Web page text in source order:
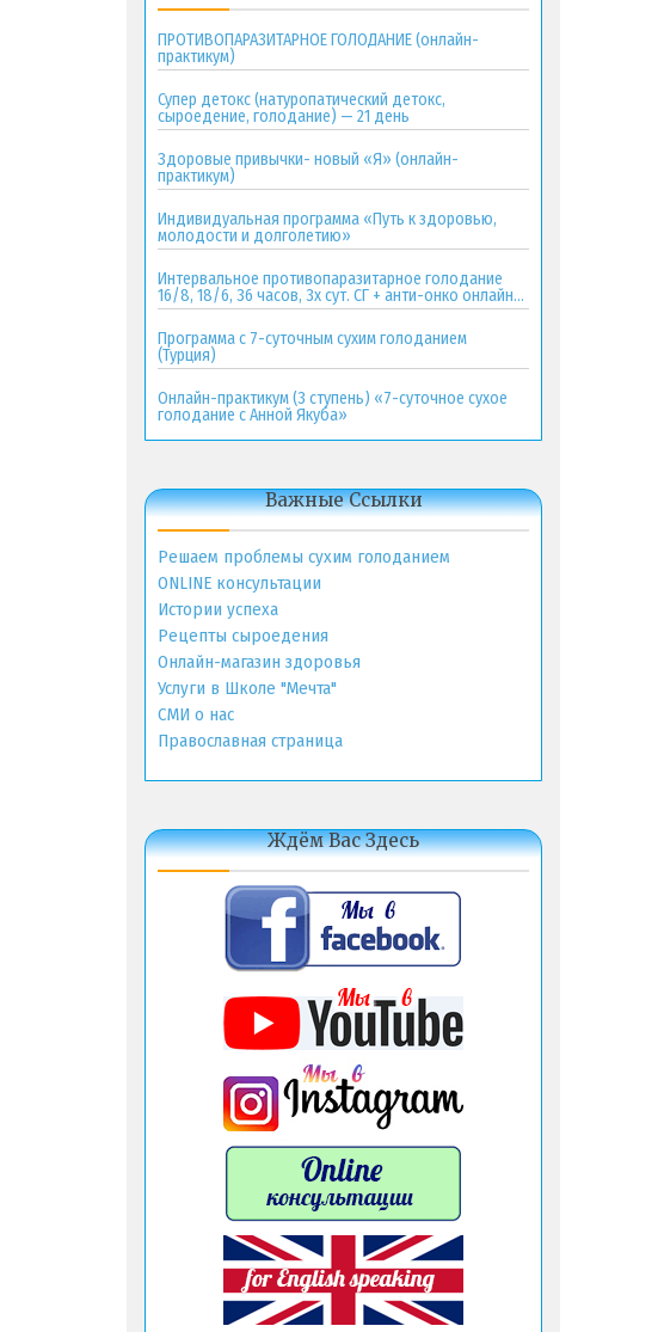
ПРОТИВОПАРАЗИТАРНОЕ ГОЛОДАНИЕ (онлайн-
практикум)
Супер детокс (натуропатический детокс,
сыроедение, голодание) — 21 день
Здоровые привычки- новый «Я» (онлайн-
практикум)
Индивидуальная программа «Путь к здоровью,
молодости и долголетию»
Интервальное противопаразитарное голодание
16/8, 18/6, 36 часов, 3х сут. СГ + анти-онко онлайн-
практикум
Программа с 7-суточным сухим голоданием
(Турция)
Онлайн-практикум (3 ступень) «7-суточное сухое
голодание с Анной Якуба»
Важные Ссылки
Решаем проблемы сухим голоданием
ONLINE консультации
Истории успеха
Рецепты сыроедения
Онлайн-магазин здоровья
Услуги в Школе "Мечта"
СМИ о нас
Православная страница
Ждём Вас Здесь